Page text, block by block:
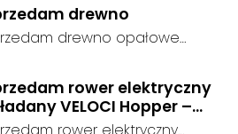
Kategorie są czytelnie
dzięki czemu osoby
trafiają prosto
Twojej oferty. Link do serwisu:
ogłoszenia -
drewno
drewno opałowe
transport w własnym
rower elektryczny
VELOCI Hopper –